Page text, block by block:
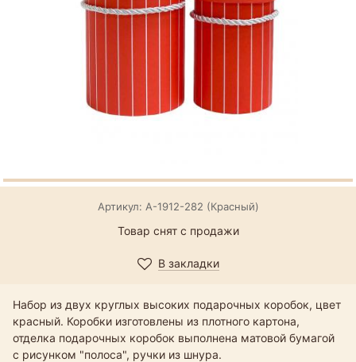
Артикул: А-1912-282 (Красный)
Товар снят с продажи
В закладки
Набор из двух круглых высоких подарочных коробок, цвет
красный. Коробки изготовлены из плотного картона,
отделка подарочных коробок выполнена матовой бумагой
с рисунком "полоса", ручки из шнура.